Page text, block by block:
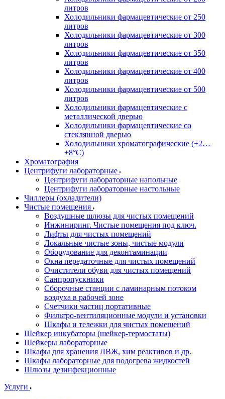
литров
Холодильники фармацевтические от 250
литров
Холодильники фармацевтические от 300
литров
Холодильники фармацевтические от 350
литров
Холодильники фармацевтические от 400
литров
Холодильники фармацевтические от 500
литров
Холодильники фармацевтические с
металлической дверью
Холодильники фармацевтические со
стеклянной дверью
Холодильники хроматографические (+2…
+8°C)
Хроматография
Центрифуги лабораторные
Центрифуги лабораторные напольные
Центрифуги лабораторные настольные
Чиллеры (охладители)
Чистые помещения
Воздушные шлюзы для чистых помещений
Инжиниринг. Чистые помещения под ключ.
Лифты для чистых помещений
Локальные чистые зоны, чистые модули
Оборудование для деконтаминации
Окна передаточные для чистых помещений
Очистители обуви для чистых помещений
Санпропускники
Сборочные станции с ламинарным потоком
воздуха в рабочей зоне
Счетчики частиц портативные
Фильтро-вентиляционные модули и установки
Шкафы и тележки для чистых помещений
Шейкер инкубаторы (шейкер-термостаты)
Шейкеры лабораторные
Шкафы для хранения ЛВЖ, хим реактивов и др.
Шкафы лабораторные для подогрева жидкостей
Шлюзы дезинфекционные
Услуги